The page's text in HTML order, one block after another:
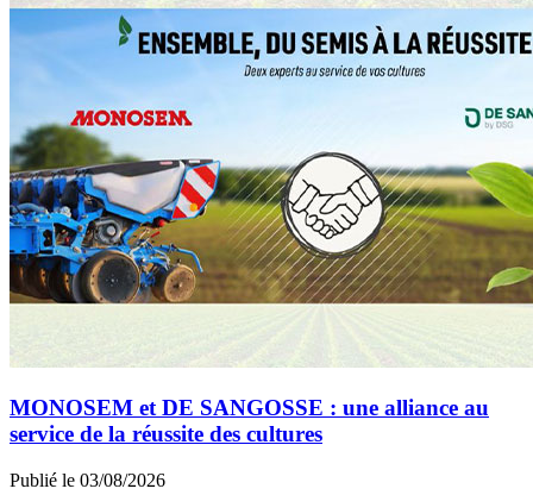
MONOSEM et DE SANGOSSE : une alliance au
service de la réussite des cultures
Publié le 03/08/2026